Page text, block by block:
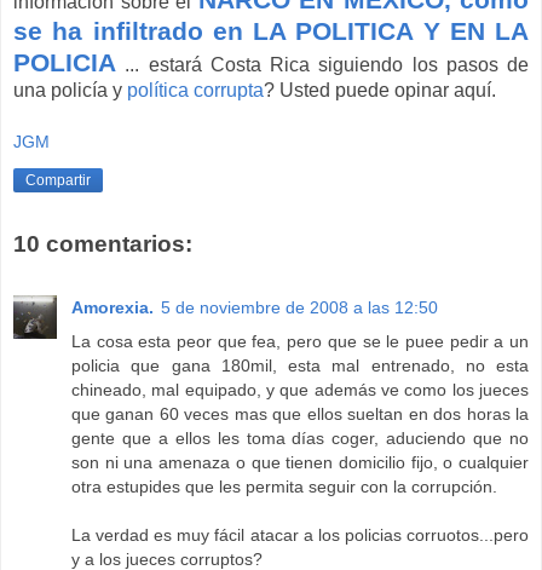
se ha infiltrado en LA POLITICA Y EN LA
POLICIA ... estará Costa Rica siguiendo los pasos de
una policía y política corrupta? Usted puede opinar aquí.
JGM
Compartir
10 comentarios:
Amorexia. 5 de noviembre de 2008 a las 12:50
La cosa esta peor que fea, pero que se le puee pedir a un
policia que gana 180mil, esta mal entrenado, no esta
chineado, mal equipado, y que además ve como los jueces
que ganan 60 veces mas que ellos sueltan en dos horas la
gente que a ellos les toma días coger, aduciendo que no
son ni una amenaza o que tienen domicilio fijo, o cualquier
otra estupides que les permita seguir con la corrupción.
La verdad es muy fácil atacar a los policias corruotos...pero
y a los jueces corruptos?